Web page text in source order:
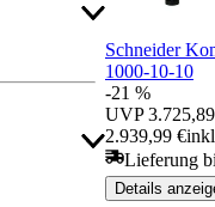
Schneider
1000-10-10
-21 %
UVP
2.939,99 €
Lieferung
Details